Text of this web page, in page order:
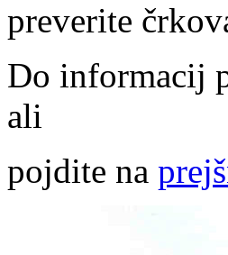
preverite
Do informacij
ali
pojdite na